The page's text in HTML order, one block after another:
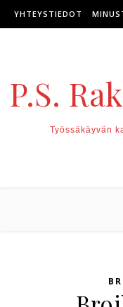
Skip to content
YHTEYSTIEDOT
P.S.
Työssäkäyvän